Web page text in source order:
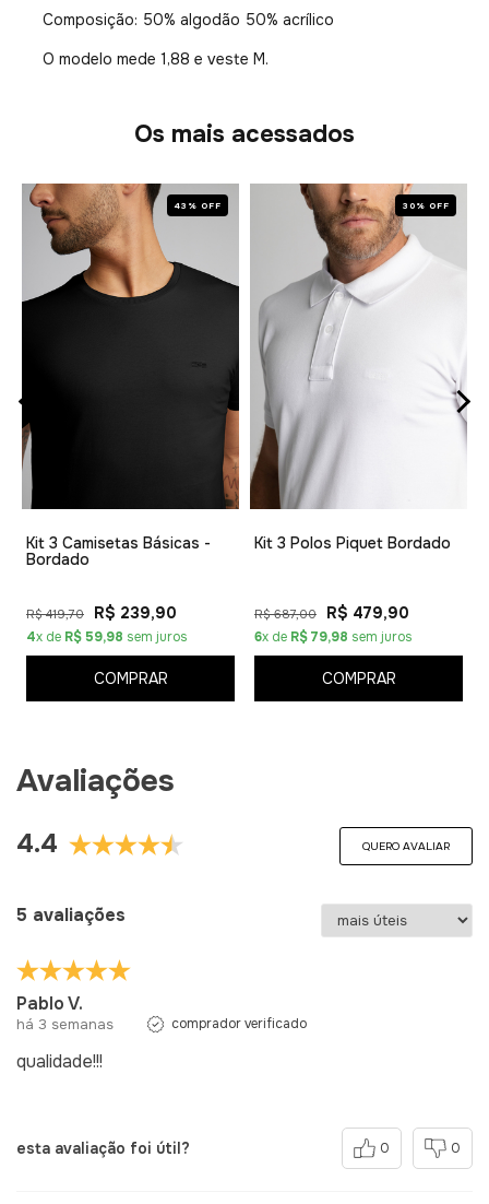
Composição: 50% algodão 50% acrílico
O modelo mede 1,88 e veste M.
Os mais acessados
43% OFF
Kit 3 Camisetas Básicas -
Bordado
R$ 419,70 R$ 239,90
4x de R$ 59,98 sem juros
COMPRAR
30% OFF
Kit 3 Polos Piquet Bordado
R$ 687,00 R$ 479,90
6x de R$ 79,98 sem juros
COMPRAR
Avaliações
4.4 QUERO AVALIAR
5 avaliações
Pablo V.
há 3 semanas comprador verificado
qualidade!!!
esta avaliação foi útil? 0 0